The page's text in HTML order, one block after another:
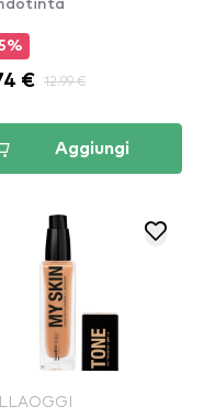
€ 12.99 €
Aggiungi